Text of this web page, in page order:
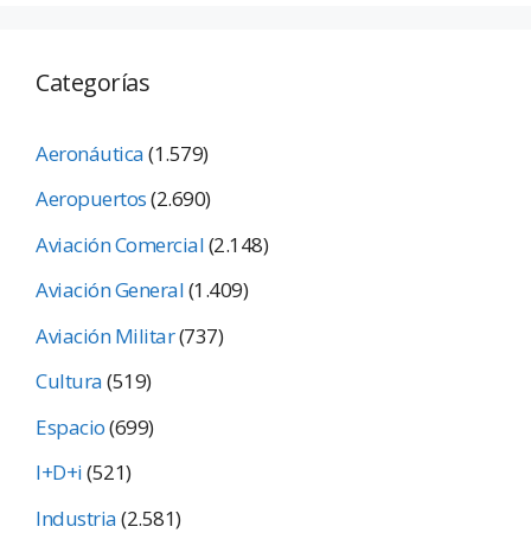
Categorías
Aeronáutica(1.579)
Aeropuertos(2.690)
Aviación Comercial(2.148)
Aviación General(1.409)
Aviación Militar(737)
Cultura(519)
Espacio(699)
I+D+i(521)
Industria(2.581)